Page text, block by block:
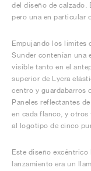
del diseño de calzado.
pero una en particular
Empujando los límites
Sunder contenían una
visible tanto en el
superior de Lycra
centro y guardabarros
Paneles reflectantes
en cada flanco, y otros
al logotipo de cinco
Este diseño
lanzamiento era un